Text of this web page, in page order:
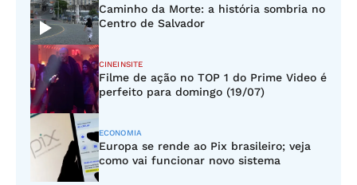
Caminho da Morte: a história sombria no
Centro de Salvador
CINEINSITE
Filme de ação no TOP 1 do Prime Video é
perfeito para domingo (19/07)
ECONOMIA
Europa se rende ao Pix brasileiro; veja
como vai funcionar novo sistema